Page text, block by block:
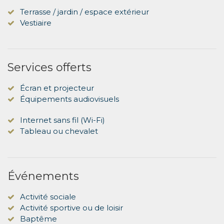
Terrasse / jardin / espace extérieur
Vestiaire
Services offerts
Écran et projecteur
Équipements audiovisuels
Internet sans fil (Wi-Fi)
Tableau ou chevalet
Événements
Activité sociale
Activité sportive ou de loisir
Baptême